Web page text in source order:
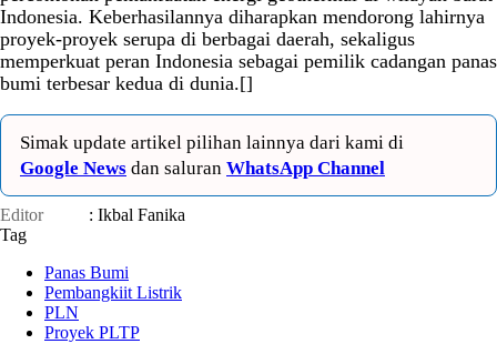
Indonesia. Keberhasilannya diharapkan mendorong lahirnya
proyek-proyek serupa di berbagai daerah, sekaligus
memperkuat peran Indonesia sebagai pemilik cadangan panas
bumi terbesar kedua di dunia.[]
Simak update artikel pilihan lainnya dari kami di
Google News dan saluran WhatsApp Channel
Editor
: Ikbal Fanika
Tag
Panas Bumi
Pembangkiit Listrik
PLN
Proyek PLTP